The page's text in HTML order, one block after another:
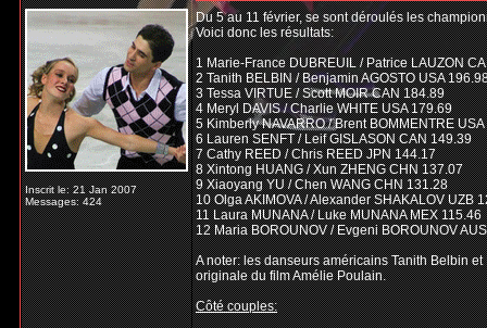
Inscrit le: 21 Jan 2007
Messages: 424
Du 5 au 11 février, se sont déroulés les
Voici donc les résultats:
1 Marie-France DUBREUIL / Patrice LAUZON
2 Tanith BELBIN / Benjamin AGOSTO USA
3 Tessa VIRTUE / Scott MOIR CAN 184.89
4 Meryl DAVIS / Charlie WHITE USA 179.69
5 Kimberly NAVARRO / Brent BOMMENTRE
6 Lauren SENFT / Leif GISLASON CAN 149.39
7 Cathy REED / Chris REED JPN 144.17
8 Xintong HUANG / Xun ZHENG CHN 137.07
9 Xiaoyang YU / Chen WANG CHN 131.28
10 Olga AKIMOVA / Alexander SHAKALOV UZB
11 Laura MUNANA / Luke MUNANA MEX 115.46
12 Maria BOROUNOV / Evgeni BOROUNOV
A noter: les danseurs américains Tanith Belbin
originale du film Amélie Poulain.
Côté couples: